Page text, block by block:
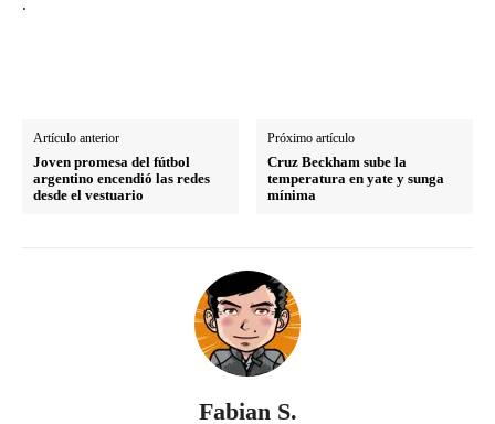
.
Artículo anterior
Joven promesa del fútbol
argentino encendió las redes
desde el vestuario
Próximo artículo
Cruz Beckham sube la
temperatura en yate y sunga
mínima
Fabian S.